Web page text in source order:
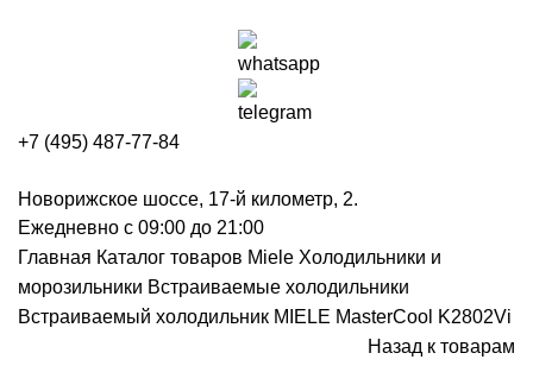
+7 (495) 487-77-84
Новорижское шоссе, 17-й километр, 2.
Ежедневно с 09:00 до 21:00
Главная Каталог товаров Miele Холодильники и
морозильники Встраиваемые холодильники
Встраиваемый холодильник MIELE MasterCool K2802Vi
Назад к товарам